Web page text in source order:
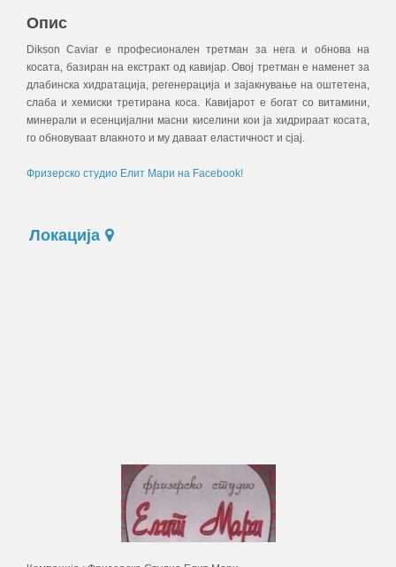
Опис
Dikson Caviar e професионален третман за нега и обнова на
косата, базиран на екстракт од кавијар. Овој третман е наменет за
длабинска хидратација, регенерација и зајакнување на оштетена,
слаба и хемиски третирана коса. Кавијарот е богат со витамини,
минерали и есенцијални масни киселини кои ја хидрираат косата,
го обновуваат влакното и му даваат еластичност и сјај.
Фризерско студио Елит Мари на Facebook!
Локација